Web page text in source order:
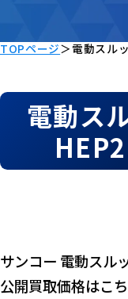
TOPページ＞ 電動スル
電動ス
サンコー 電動スル
公開買取価格はこち